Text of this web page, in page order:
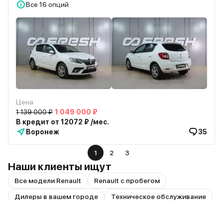
Все 16 опций
Цена
1 139 000 ₽ 1 049 000 ₽
В кредит от 12072 ₽ /мес.
Воронеж
35
1 2 3
Наши клиенты ищут
Все модели Renault
Renault с пробегом
Дилеры в вашем городе
Техническое обслуживание